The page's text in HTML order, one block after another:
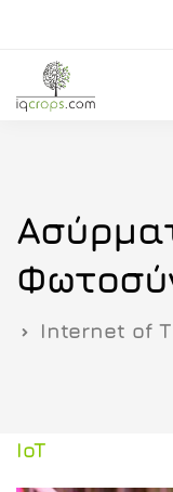
Internet of
IoT